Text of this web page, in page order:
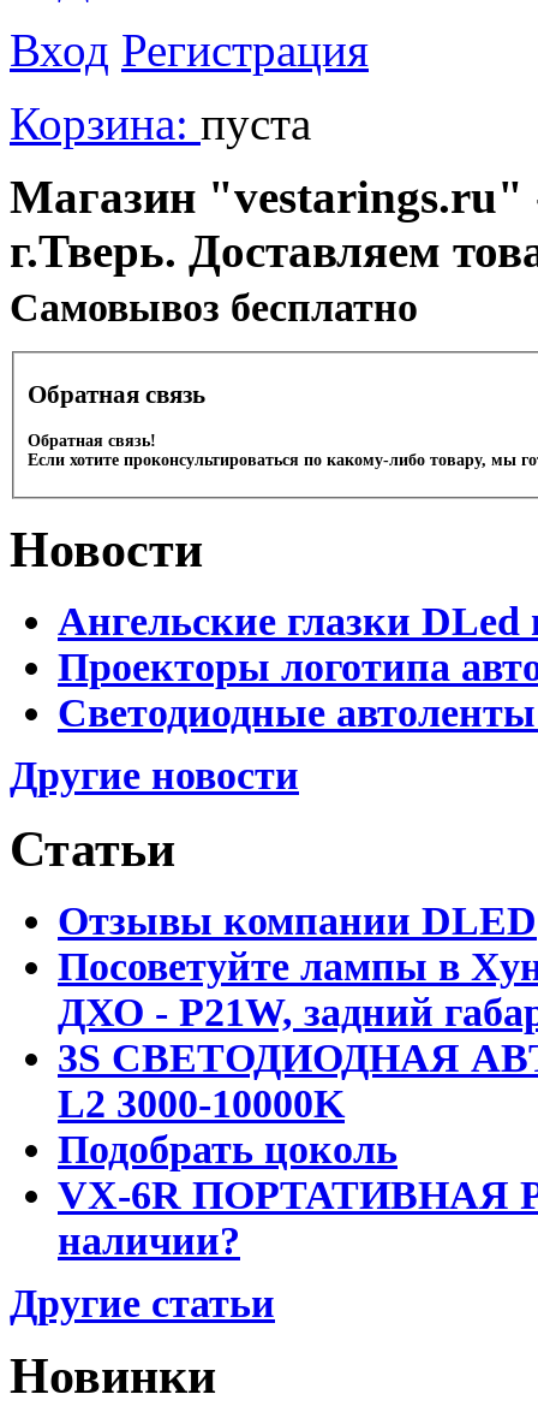
Вход Регистрация
Корзина: пуста
Магазин "vestarings.ru"
г.Тверь. Доставляем
Cамовывоз бесплатно
Обратная связь
Обратная связь!
Если хотите проконсультироваться по какому-либо товару, мы
Новости
Ангельские глазки DLed
Проекторы логотипа
Светодиодные
Другие новости
Статьи
Отзывы компании DLED
Посоветуйте лампы в
ДХО - P21W, задний
3S СВЕТОДИОДНАЯ
L2 3000-10000K
Подобрать цоколь
VX-6R ПОРТАТИВНАЯ
наличии?
Другие статьи
Новинки